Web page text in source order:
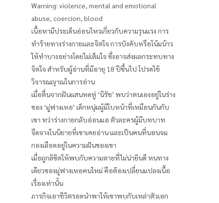
Warning: violence, mental and emotional
abuse, coercion, blood
เนื้อหามีประเด็นอ่อนไหวเกี่ยวกับความรุนแรง การ
ทำร้ายทางร่างกายและจิตใจ การบังคับหรือโน้มน้าว
ให้ทำบางอย่างโดยไม่เต็มใจ ซึ่งอาจส่งผลกระทบทาง
จิตใจ สำหรับผู้อ่านที่มีอายุ 18 ปีขึ้นไป โปรดใช้
วิจารณญาณในการอ่าน
เมื่อตื่นจากฝันแสนหดหู่ ‘นิรัช’ พบว่าตนเองอยู่ในร่าง
ของ ‘มู่ฟางเหอ’ เด็กหนุ่มผู้มีใบหน้าที่เหมือนกันกับ
เขา ทว่าร่างกายกลับอ่อนแอ ตัวละครผู้มีบทบาท
จืดจางในนิยายที่เขาเคยอ่าน และเป็นคนที่นอนจม
กองเลือดอยู่ในความฝันของเขา
เมื่อถูกลิขิตให้พบกับความตายที่ไม่น่ายินดี หนทาง
เดียวของมู่ฟางเหอคนใหม่ คือต้องเปลี่ยนแปลงเนื้อ
เรื่องเท่านั้น
ภารกิจเอาชีวิตรอดนำพาให้เขาพบกับเหล่าตัวเอก